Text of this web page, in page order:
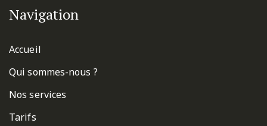
Navigation
Accueil
Qui sommes-nous ?
Nos services
Tarifs